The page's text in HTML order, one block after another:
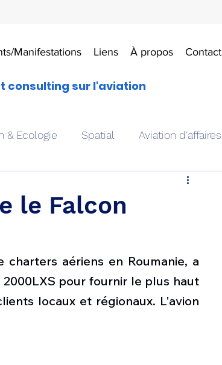
Manifestations Liens À propos Contact
consulting sur l'aviation
& Ecologie Spatial Aviation d'affaires
Art & Aviation
Drones Composante ESPACE
le Falcon
aériens en Roumanie, a
pour fournir le plus haut
locaux et régionaux. L'avion